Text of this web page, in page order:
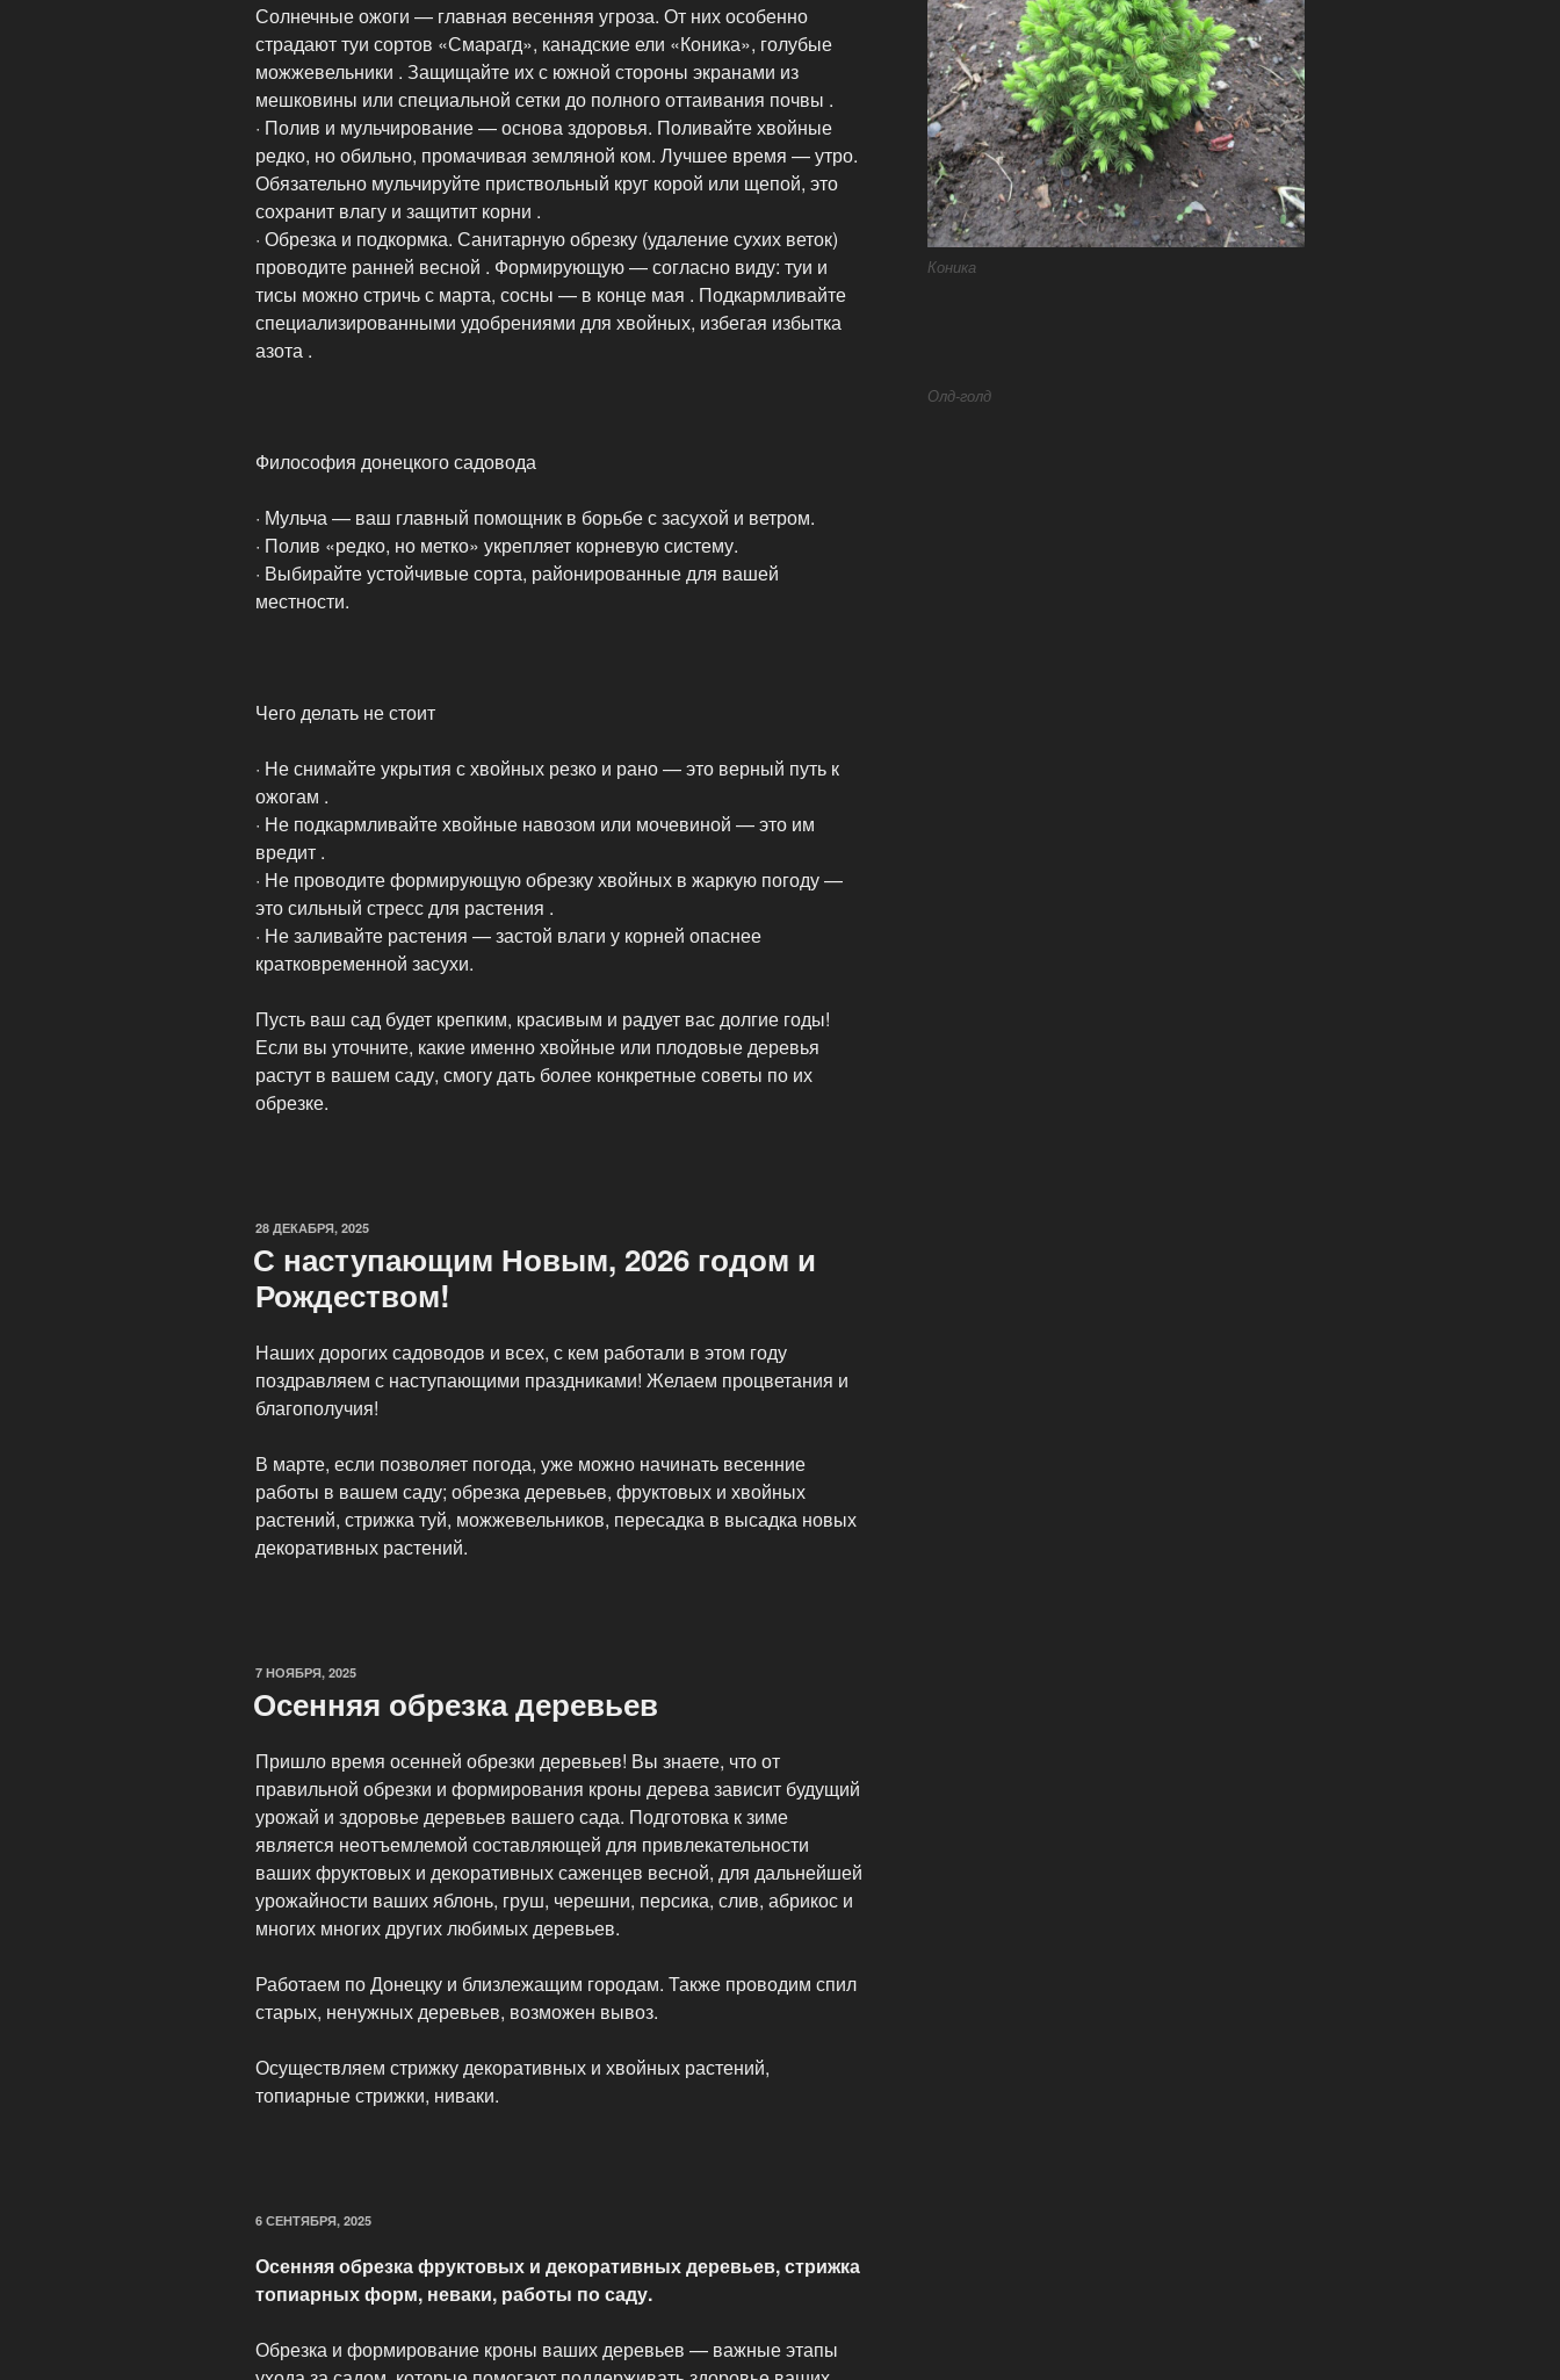
Солнечные ожоги — главная весенняя угроза. От них особенно
страдают туи сортов «Смарагд», канадские ели «Коника», голубые
можжевельники . Защищайте их с южной стороны экранами из
мешковины или специальной сетки до полного оттаивания почвы .
· Полив и мульчирование — основа здоровья. Поливайте хвойные
редко, но обильно, промачивая земляной ком. Лучшее время — утро.
Обязательно мульчируйте приствольный круг корой или щепой, это
сохранит влагу и защитит корни .
· Обрезка и подкормка. Санитарную обрезку (удаление сухих веток)
проводите ранней весной . Формирующую — согласно виду: туи и
тисы можно стричь с марта, сосны — в конце мая . Подкармливайте
специализированными удобрениями для хвойных, избегая избытка
азота .
Философия донецкого садовода
· Мульча — ваш главный помощник в борьбе с засухой и ветром.
· Полив «редко, но метко» укрепляет корневую систему.
· Выбирайте устойчивые сорта, районированные для вашей
местности.
Чего делать не стоит
· Не снимайте укрытия с хвойных резко и рано — это верный путь к
ожогам .
· Не подкармливайте хвойные навозом или мочевиной — это им
вредит .
· Не проводите формирующую обрезку хвойных в жаркую погоду —
это сильный стресс для растения .
· Не заливайте растения — застой влаги у корней опаснее
кратковременной засухи.
Пусть ваш сад будет крепким, красивым и радует вас долгие годы!
Если вы уточните, какие именно хвойные или плодовые деревья
растут в вашем саду, смогу дать более конкретные советы по их
обрезке.
ОПУБЛИКОВАНО
28 ДЕКАБРЯ, 2025
С наступающим Новым, 2026 годом и
Рождеством!
Наших дорогих садоводов и всех, с кем работали в этом году
поздравляем с наступающими праздниками! Желаем процветания и
благополучия!
В марте, если позволяет погода, уже можно начинать весенние
работы в вашем саду; обрезка деревьев, фруктовых и хвойных
растений, стрижка туй, можжевельников, пересадка в высадка новых
декоративных растений.
ОПУБЛИКОВАНО
7 НОЯБРЯ, 2025
Осенняя обрезка деревьев
Пришло время осенней обрезки деревьев! Вы знаете, что от
правильной обрезки и формирования кроны дерева зависит будущий
урожай и здоровье деревьев вашего сада. Подготовка к зиме
является неотъемлемой составляющей для привлекательности
ваших фруктовых и декоративных саженцев весной, для дальнейшей
урожайности ваших яблонь, груш, черешни, персика, слив, абрикос и
многих многих других любимых деревьев.
Работаем по Донецку и близлежащим городам. Также проводим спил
старых, ненужных деревьев, возможен вывоз.
Осуществляем стрижку декоративных и хвойных растений,
топиарные стрижки, ниваки.
ОПУБЛИКОВАНО
6 СЕНТЯБРЯ, 2025
Осенняя обрезка фруктовых и декоративных деревьев, стрижка
топиарных форм, неваки, работы по саду.
Обрезка и формирование кроны ваших деревьев — важные этапы
Коника
Олд-голд